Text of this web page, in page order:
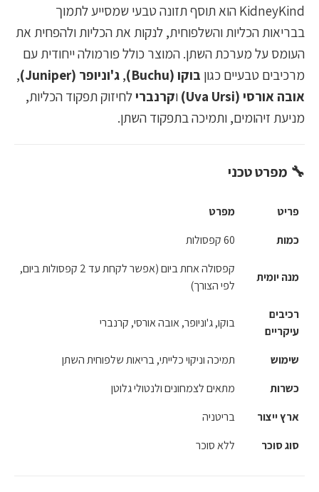
KidneyKind הוא תוסף תזונה טבעי שמסייע לתמוך
בבריאות הכליות והשלפוחית, לנקות את הכליות ולהפחית את
העומס על מערכת השתן. המוצר כולל פורמולה ייחודית עם
מרכיבים טבעיים כגון בוקו (Buchu) ,ג'וניופר (Juniper)
,
אובה אורסי (Uva Ursi)
וקרנברילחיזוק תפקוד הכליות,
מניעת זיהומים, ותמיכה בתפקוד השתן.
🔧 מפרט טכני
פריט
מפרט
כמות
60 קפסולות
מנה יומית
קפסולה אחת ביום (אפשר לקחת עד 2 קפסולות ביום,
לפי הצורך)
רכיבים
עיקריים
בוקו, ג'וניופר, אובה אורסי, קרנברי
שימוש
תמיכה וניקוי כלייתי, בריאות שלפוחית השתן
כשרות
מתאים לצמחונים ולנטולי גלוטן
ארץ ייצור
בריטניה
סוג סוכר
ללא סוכר